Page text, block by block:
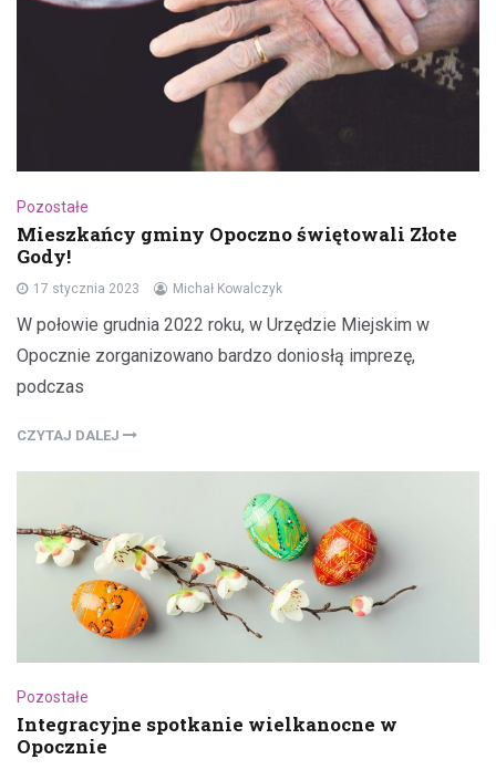
Pozostałe
Mieszkańcy gminy Opoczno świętowali Złote
Gody!
17 stycznia 2023 Michał Kowalczyk
W połowie grudnia 2022 roku, w Urzędzie Miejskim w
Opocznie zorganizowano bardzo doniosłą imprezę,
podczas
CZYTAJ DALEJ
Pozostałe
Integracyjne spotkanie wielkanocne w
Opocznie